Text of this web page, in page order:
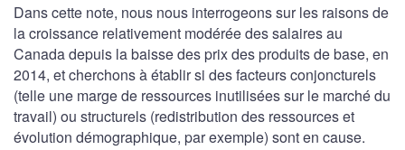
Dans cette note, nous nous interrogeons sur les raisons de
la croissance relativement modérée des salaires au
Canada depuis la baisse des prix des produits de base, en
2014, et cherchons à établir si des facteurs conjoncturels
(telle une marge de ressources inutilisées sur le marché du
travail) ou structurels (redistribution des ressources et
évolution démographique, par exemple) sont en cause.